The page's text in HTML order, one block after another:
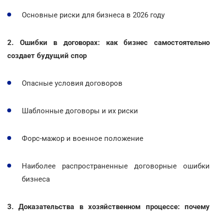
Основные риски для бизнеса в 2026 году
2. Ошибки в договорах: как бизнес самостоятельно
создает будущий спор
Опасные условия договоров
Шаблонные договоры и их риски
Форс-мажор и военное положение
Наиболее распространенные договорные ошибки
бизнеса
3. Доказательства в хозяйственном процессе: почему